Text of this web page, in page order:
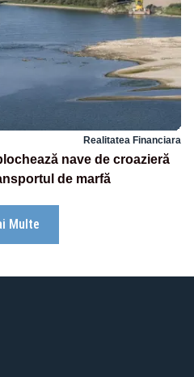
Realitatea Financiara
nave de croazieră
de marfă
Multe